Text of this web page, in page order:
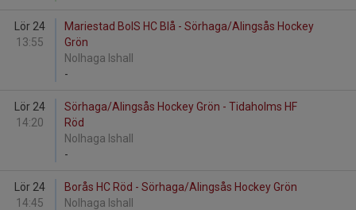
Lör 24
13:55
Mariestad BoIS HC Blå - Sörhaga/Alingsås Hockey
Grön
Nolhaga Ishall
-
Lör 24
14:20
Sörhaga/Alingsås Hockey Grön - Tidaholms HF
Röd
Nolhaga Ishall
-
Lör 24
14:45
Borås HC Röd - Sörhaga/Alingsås Hockey Grön
Nolhaga Ishall